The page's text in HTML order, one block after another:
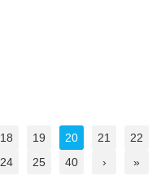
18 19 20 21
22
24 25 40 › »